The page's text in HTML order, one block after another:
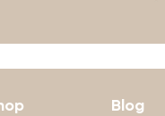
Blog